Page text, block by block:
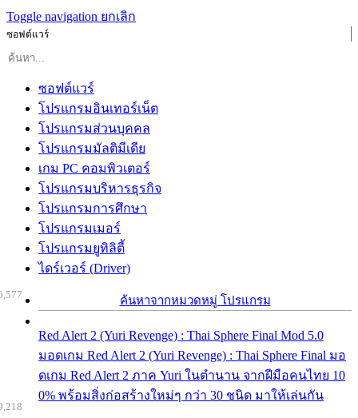
Toggle navigation ยกเลิก
ซอฟต์แวร์
ซอฟต์แวร์
โปรแกรมอินเทอร์เน็ต
โปรแกรมส่วนบุคคล
โปรแกรมมัลติมีเดีย
เกม PC คอมพิวเตอร์
โปรแกรมบริหารธุรกิจ
โปรแกรมการศึกษา
โปรแกรมเมอร์
โปรแกรมยูทิลิตี้
ไดร์เวอร์ (Driver)
ค้นหาจากหมวดหมู่ โปรแกรม
Red Alert 2 (Yuri Revenge) : Thai Sphere Final Mod 5.0
มอดเกม Red Alert 2 (Yuri Revenge) : Thai Sphere Final มอ
ดเกม Red Alert 2 ภาค Yuri ในตำนาน จากฝีมือคนไทย 10
0% พร้อมสิ่งก่อสร้างใหม่ๆ กว่า 30 ชนิด มาให้เล่นกัน